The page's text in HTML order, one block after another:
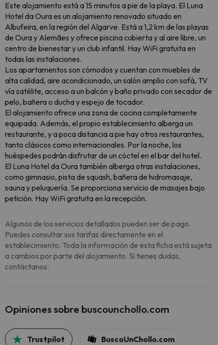
Este alojamiento está a 15 minutos a pie de la playa. El Luna
Hotel da Oura es un alojamiento renovado situado en
Albufeira, en la región del Algarve. Está a 1,2 km de las playas
de Oura y Alemães y ofrece piscina cubierta y al aire libre, un
centro de bienestar y un club infantil. Hay WiFi gratuita en
todas las instalaciones.
Los apartamentos son cómodos y cuentan con muebles de
alta calidad, aire acondicionado, un salón amplio con sofá, TV
vía satélite, acceso a un balcón y baño privado con secador de
pelo, bañera o ducha y espejo de tocador.
El alojamiento ofrece una zona de cocina completamente
equipada. Además, el propio establecimiento alberga un
restaurante, y a poca distancia a pie hay otros restaurantes,
tanto clásicos como internacionales. Por la noche, los
huéspedes podrán disfrutar de un cóctel en el bar del hotel.
El Luna Hotel da Oura también alberga otras instalaciones,
como gimnasio, pista de squash, bañera de hidromasaje,
sauna y peluquería. Se proporciona servicio de masajes bajo
petición. Hay WiFi gratuita en la recepción.
Algunos de los servicios detallados pueden ser de pago.
Puedes consultar sus tarifas directamente en el
establecimiento. Toda la información de esta ficha está sujeta
a cambios por parte del alojamiento. Si tienes dudas,
contáctanos.
Opiniones sobre buscounchollo.com
Trustpilot BuscoUnChollo.com